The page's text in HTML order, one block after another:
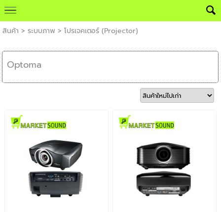
สินค้า > ระบบภาพ> โปรเจคเตอร์ (Projector)
Optoma